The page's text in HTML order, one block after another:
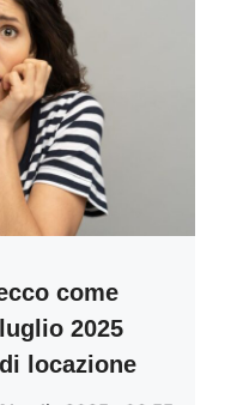
come
2025
locazione